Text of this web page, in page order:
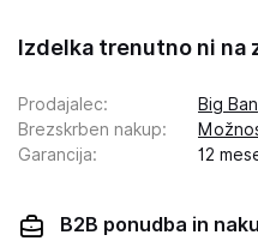
Izdelka trenutno ni na
Prodajalec:
Big
Brezskrben nakup:
Garancija: 12
B2B ponudba in